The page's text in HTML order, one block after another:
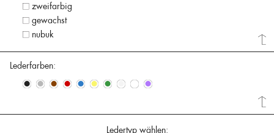
zweifarbig
gewachst
nubuk
Lederfarben:
• • • • • • • • • •
Ledertyp wählen: